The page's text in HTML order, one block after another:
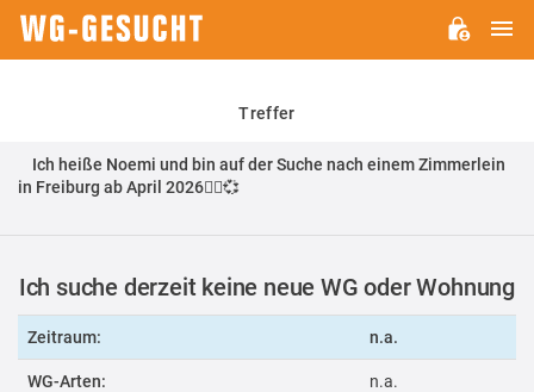
Treffer
Ich heiße Noemi und bin auf der Suche nach einem Zimmerlein
in Freiburg ab April 2026🧘‍♀️💞
Ich suche derzeit keine neue WG oder Wohnung
Zeitraum: n.a.
WG-Arten: n.a.